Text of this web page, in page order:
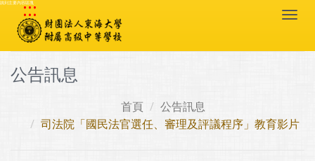
跳到主要內容區塊
:::
公告訊息
首頁
公告訊息
司法院「國民法官選任、審理及評議程序」教育影片